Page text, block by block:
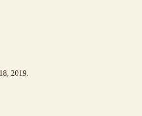
2019.